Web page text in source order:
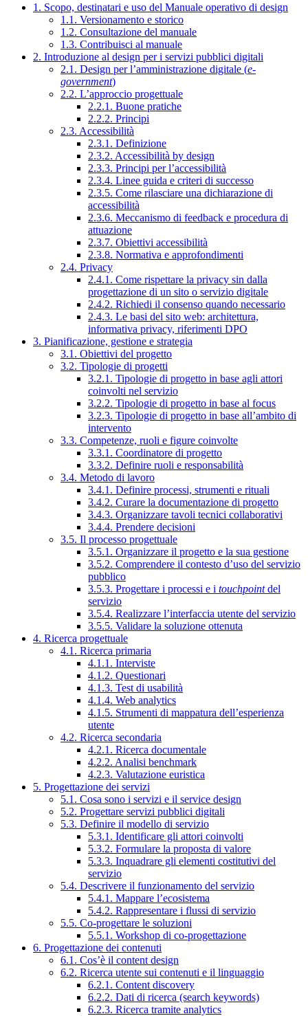
1. Scopo, destinatari e uso del Manuale operativo di design
1.1. Versionamento e storico
1.2. Consultazione del manuale
1.3. Contribuisci al manuale
2. Introduzione al design per i servizi pubblici digitali
2.1. Design per l’amministrazione digitale (e-
government)
2.2. L’approccio progettuale
2.2.1. Buone pratiche
2.2.2. Principi
2.3. Accessibilità
2.3.1. Definizione
2.3.2. Accessibilità by design
2.3.3. Principi per l’accessibilità
2.3.4. Linee guida e criteri di successo
2.3.5. Come rilasciare una dichiarazione di
accessibilità
2.3.6. Meccanismo di feedback e procedura di
attuazione
2.3.7. Obiettivi accessibilità
2.3.8. Normativa e approfondimenti
2.4. Privacy
2.4.1. Come rispettare la privacy sin dalla
progettazione di un sito o servizio digitale
2.4.2. Richiedi il consenso quando necessario
2.4.3. Le basi del sito web: architettura,
informativa privacy, riferimenti DPO
3. Pianificazione, gestione e strategia
3.1. Obiettivi del progetto
3.2. Tipologie di progetti
3.2.1. Tipologie di progetto in base agli attori
coinvolti nel servizio
3.2.2. Tipologie di progetto in base al focus
3.2.3. Tipologie di progetto in base all’ambito di
intervento
3.3. Competenze, ruoli e figure coinvolte
3.3.1. Coordinatore di progetto
3.3.2. Definire ruoli e responsabilità
3.4. Metodo di lavoro
3.4.1. Definire processi, strumenti e rituali
3.4.2. Curare la documentazione di progetto
3.4.3. Organizzare tavoli tecnici collaborativi
3.4.4. Prendere decisioni
3.5. Il processo progettuale
3.5.1. Organizzare il progetto e la sua gestione
3.5.2. Comprendere il contesto d’uso del servizio
pubblico
3.5.3. Progettare i processi e i touchpointdel
servizio
3.5.4. Realizzare l’interfaccia utente del servizio
3.5.5. Validare la soluzione ottenuta
4. Ricerca progettuale
4.1. Ricerca primaria
4.1.1. Interviste
4.1.2. Questionari
4.1.3. Test di usabilità
4.1.4. Web analytics
4.1.5. Strumenti di mappatura dell’esperienza
utente
4.2. Ricerca secondaria
4.2.1. Ricerca documentale
4.2.2. Analisi benchmark
4.2.3. Valutazione euristica
5. Progettazione dei servizi
5.1. Cosa sono i servizi e il service design
5.2. Progettare servizi pubblici digitali
5.3. Definire il modello di servizio
5.3.1. Identificare gli attori coinvolti
5.3.2. Formulare la proposta di valore
5.3.3. Inquadrare gli elementi costitutivi del
servizio
5.4. Descrivere il funzionamento del servizio
5.4.1. Mappare l’ecosistema
5.4.2. Rappresentare i flussi di servizio
5.5. Co-progettare le soluzioni
5.5.1. Workshop di co-progettazione
6. Progettazione dei contenuti
6.1. Cos’è il content design
6.2. Ricerca utente sui contenuti e il linguaggio
6.2.1. Content discovery
6.2.2. Dati di ricerca (search keywords)
6.2.3. Ricerca tramite analytics